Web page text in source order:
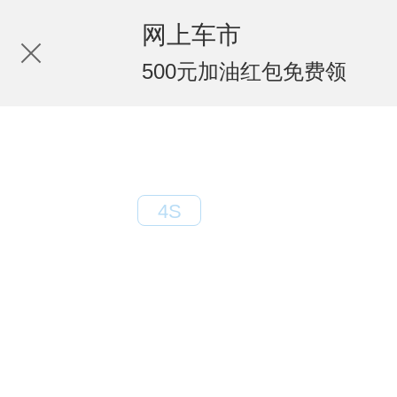
网上车市
500元加油红包免费领
4S